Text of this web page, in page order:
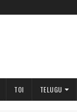
TOI TELUGU